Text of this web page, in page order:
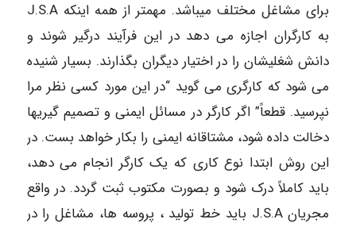
برای مشاغل مختلف میباشد. مهمتر از همه اینکه J.S.A
به کارگران اجازه می دهد در این فرآیند درگیر شوند و
دانش شغلیشان را در اختیار دیگران بگذارند. بسیار شنیده
می شود که کارگری می گوید “در این مورد کسی نظر مرا
نپرسید. قطعاً” اگر کارگر در مسائل ایمنی و تصمیم گیریها
دخالت داده شود، مشتاقانه ایمنی را بکار خواهد بست. در
این روش ابتدا نوع کاری که یک کارگر انجام می دهد،
باید کاملاً درک شود و بصورت مکتوب ثبت گردد. در واقع
مجریان J.S.A باید خط تولید ، پروسه ها، مشاغل را در